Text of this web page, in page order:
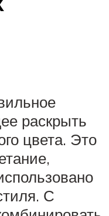
раскрыть
цвета. Это
С